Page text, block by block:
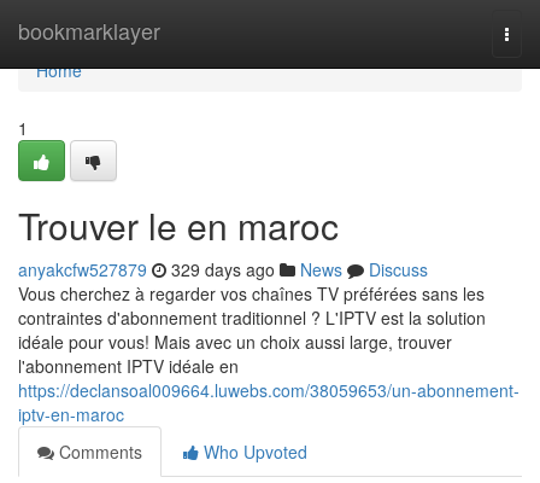
bookmarklayer
Home
Home
1
Trouver le en maroc
anyakcfw527879 329 days ago News
Discuss
Vous cherchez à regarder vos chaînes TV préférées sans les
contraintes d'abonnement traditionnel ? L'IPTV est la solution
idéale pour vous! Mais avec un choix aussi large, trouver
l'abonnement IPTV idéale en
https://declansoal009664.luwebs.com/38059653/un-abonnement-
iptv-en-maroc
Comments
Who Upvoted